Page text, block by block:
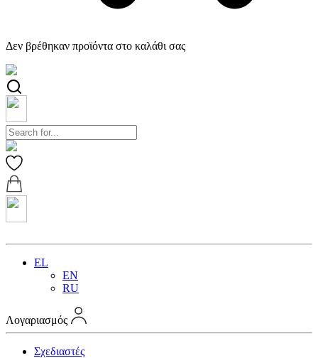
Δεν βρέθηκαν προϊόντα στο καλάθι σας
EL
EN
RU
Λογαριασμός
Σχεδιαστές